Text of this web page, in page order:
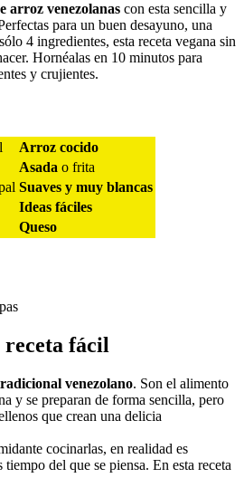
arroz venezolanas con esta sencilla y
para un buen desayuno, una
4 ingredientes, esta receta vegana sin
Hornéalas en 10 minutos para
y crujientes.
Arroz cocido
Asada o frita
Suaves y muy blancas
Ideas fáciles
Queso
fácil
venezolano. Son el alimento
y se preparan de forma sencilla, pero
que crean una delicia
cocinarlas, en realidad es
del que se piensa. En esta receta